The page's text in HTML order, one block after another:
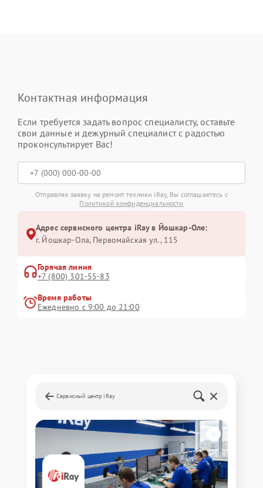
Контактная информация
Если требуется задать вопрос специалисту, оставьте
свои данные и дежурный специалист с радостью
проконсультирует Вас!
Отправляя заявку на ремонт техники iRay, Вы соглашаетесь с
Политикой конфиденциальности
Адрес сервисного центра iRay в Йошкар-Оле:
г. Йошкар-Ола, Первомайская ул., 115
Горячая линия
+7 (800) 301-55-83
Время работы
Ежедневно с 9:00 до 21:00
Сервисный центр iRay